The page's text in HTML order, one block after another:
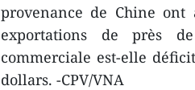
provenance de Chine
exportations de près
commerciale est-elle
dollars. -CPV/VNA